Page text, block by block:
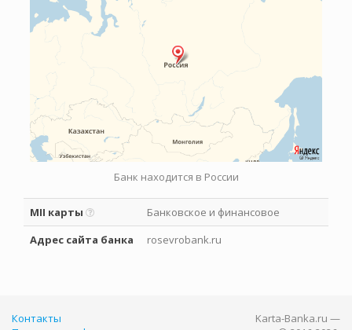
Банк находится в России
MII карты
Банковское и финансовое
Адрес сайта банка
rosevrobank.ru
Контакты
Karta-Banka.ru —